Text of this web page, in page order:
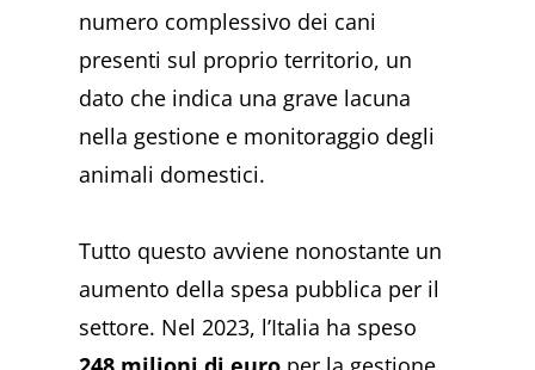
numero complessivo dei cani
presenti sul proprio territorio, un
dato che indica una grave lacuna
nella gestione e monitoraggio degli
animali domestici.
Tutto questo avviene nonostante un
aumento della spesa pubblica per il
settore. Nel 2023, l’Italia ha speso